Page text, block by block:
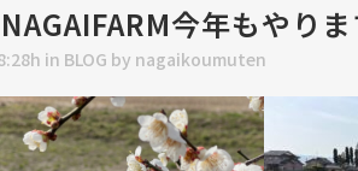
NAGAIFARM今年もやり
in BLOG by nagaikoumuten